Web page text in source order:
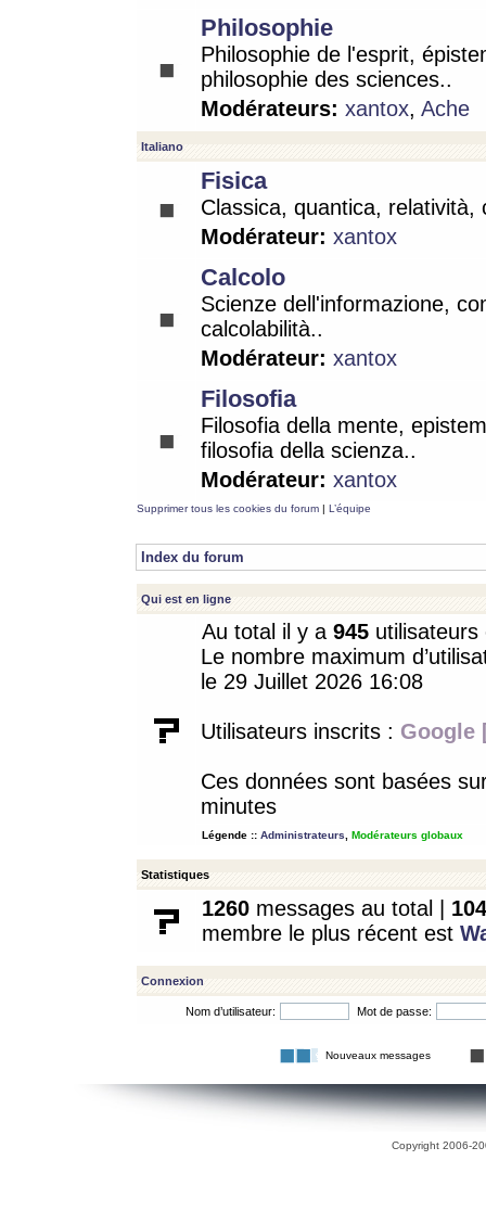
Philosophie
Philosophie de l'esprit,
philosophie des sciences..
Modérateurs: xantox, Ache
Italiano
Fisica
Classica, quantica, relatività,
Modérateur: xantox
Calcolo
Scienze dell'informazione,
calcolabilità..
Modérateur: xantox
Filosofia
Filosofia della mente,
filosofia della scienza..
Modérateur: xantox
Supprimer tous les cookies du forum | L’équipe
Index du forum
Qui est en ligne
Au total il y a 945
Le nombre maximum
le 29 Juillet 2026 16:08
Utilisateurs inscrits : Google
Ces données sont basées
minutes
Légende :: Administrateurs Modérateurs globaux
Statistiques
1260 messages au total | 104
membre le plus récent est
Connexion
Nom d’utilisateur: Mot de passe:
Nouveaux messages
Copyright 2006-